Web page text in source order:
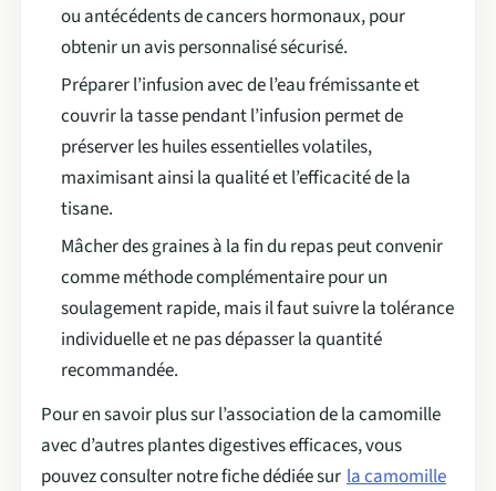
ou antécédents de cancers hormonaux, pour
obtenir un avis personnalisé sécurisé.
Préparer l’infusion avec de l’eau frémissante et
couvrir la tasse pendant l’infusion permet de
préserver les huiles essentielles volatiles,
maximisant ainsi la qualité et l’efficacité de la
tisane.
Mâcher des graines à la fin du repas peut convenir
comme méthode complémentaire pour un
soulagement rapide, mais il faut suivre la tolérance
individuelle et ne pas dépasser la quantité
recommandée.
Pour en savoir plus sur l’association de la camomille
avec d’autres plantes digestives efficaces, vous
pouvez consulter notre fiche dédiée sur la camomille